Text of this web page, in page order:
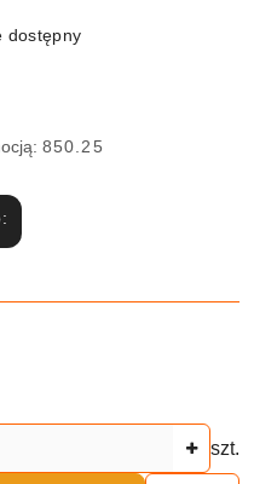
dostępny
850.25
szt.